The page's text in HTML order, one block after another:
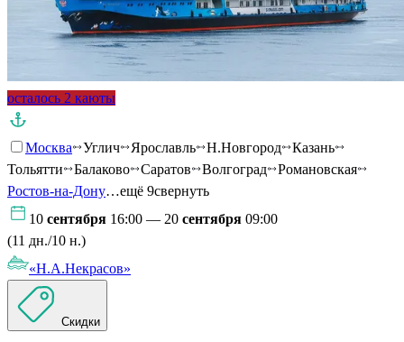
осталось 2 каюты
Москва Углич Ярославль Н.Новгород
Казань
Тольятти
Балаково Саратов Волгоград
Романовская
Ростов-на-Дону…ещё 9свернуть
10 сентября 16:00 — 20 сентября 09:00
(11 дн./10 н.)
«Н.А.Некрасов»
Скидки